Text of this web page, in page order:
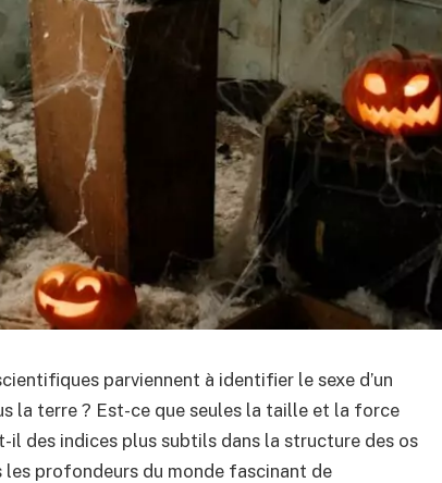
parviennent à identifier le sexe d’un
la terre ? Est-ce que seules la taille et la force
des indices plus subtils dans la structure des os
les profondeurs du monde fascinant de